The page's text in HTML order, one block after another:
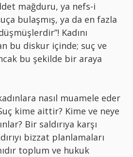
mağduru, ya nefs-i
bulaşmış, ya da en fazla
Kadını
bu diskur içinde; suç ve
bu şekilde bir araya
nasıl muamele eder
kime aittir? Kime ve neye
Bir saldırıya karşı
bizzat planlamaları
toplum ve hukuk